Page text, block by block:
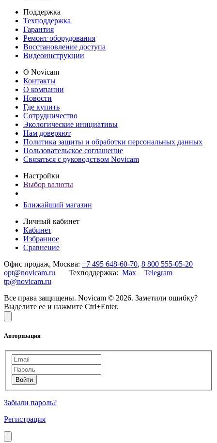
Поддержка
Техподдержка
Гарантия
Ремонт оборудования
Восстановление доступа
Видеоинструкции
О Novicam
Контакты
О компании
Новости
Где купить
Сотрудничество
Экологические инициативы
Нам доверяют
Политика защиты и обработки персональных данных
Пользовательское соглашение
Связаться с руководством Novicam
Настройки
Выбор валюты
Ближайший магазин
Личный кабинет
Кабинет
Избранное
Сравнение
Офис продаж, Москва: +7 495 648-60-70, 8 800 555-05-20
opt@novicam.ru Техподдержка: Max
Telegram
tp@novicam.ru
Все права защищены. Novicam © 2026. Заметили ошибку?
Выделите ее и нажмите Ctrl+Enter.
Авторизация
Забыли пароль?
Регистрация